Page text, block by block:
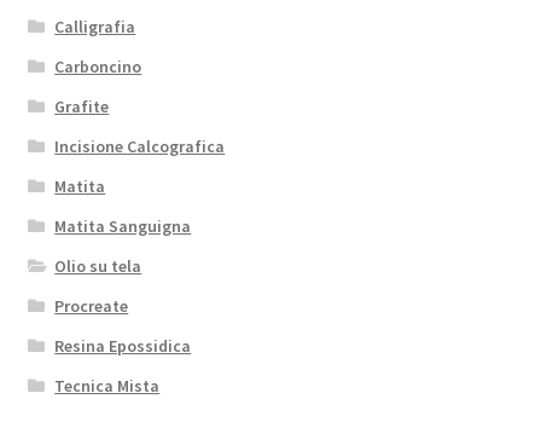
Calligrafia
Carboncino
Grafite
Incisione Calcografica
Matita
Matita Sanguigna
Olio su tela
Procreate
Resina Epossidica
Tecnica Mista